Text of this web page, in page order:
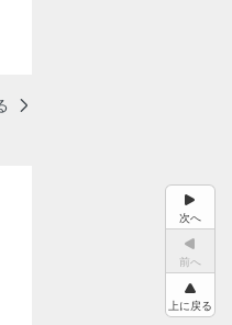
次へ
前へ
上に戻る